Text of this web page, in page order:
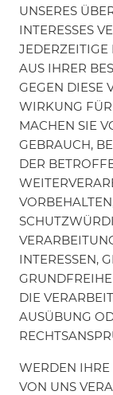
UNSERES
INTERESSES
JEDERZEITIGE
AUS IHRER
GEGEN DIESE
WIRKUNG
MACHEN SIE
GEBRAUCH,
DER
INTERESSEN,
DIE
AUSÜBUNG
WERDEN IHRE
VON UNS